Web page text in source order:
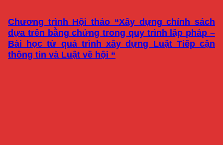
Chương trình Hội thảo “Xây dựng chính sách
dựa trên bằng chứng trong quy trình lập pháp –
Bài học từ quá trình xây dựng Luật Tiếp cận
thông tin và Luật về hội “